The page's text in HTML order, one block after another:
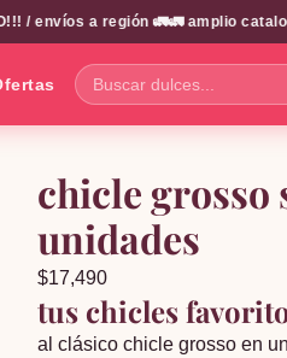
a región 🚛🚛 amplio catalogo
Buscar
dulces...
chicle grosso
unidades
$17,490
tus chicles
al clásico chicle grosso en